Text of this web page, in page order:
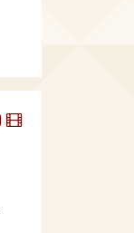
DieserDieser